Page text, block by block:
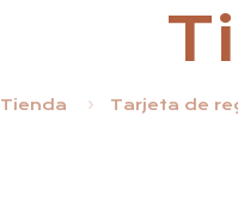
Tienda Tarjeta de